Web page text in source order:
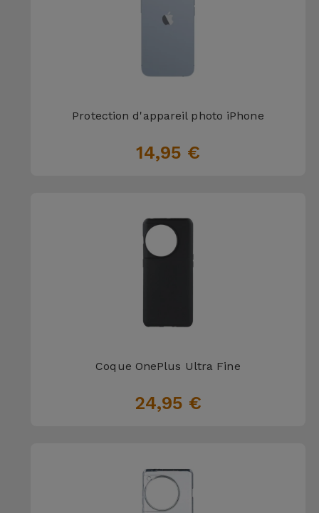
Protection d'appareil photo iPhone
14,95 €
Coque OnePlus Ultra Fine
24,95 €